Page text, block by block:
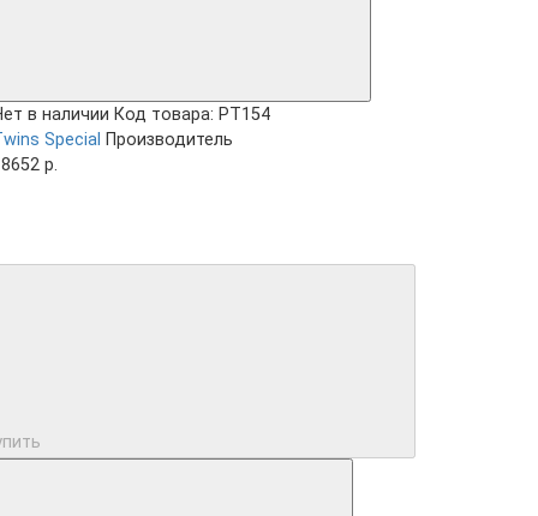
в наличии Код товара: PT154
Special Производитель
р.